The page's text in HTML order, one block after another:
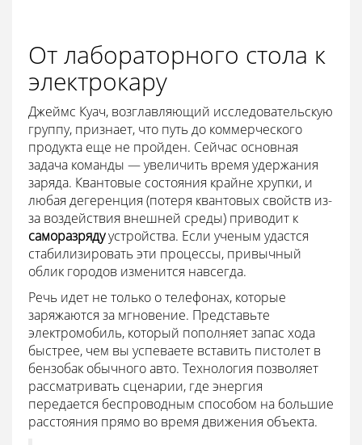
От лабораторного стола к
электрокару
Джеймс Куач, возглавляющий исследовательскую
группу, признает, что путь до коммерческого
продукта еще не пройден. Сейчас основная
задача команды — увеличить время удержания
заряда. Квантовые состояния крайне хрупки, и
любая дегеренция (потеря квантовых свойств из-
за воздействия внешней среды) приводит к
саморазрядуустройства. Если ученым удастся
стабилизировать эти процессы, привычный
облик городов изменится навсегда.
Речь идет не только о телефонах, которые
заряжаются за мгновение. Представьте
электромобиль, который пополняет запас хода
быстрее, чем вы успеваете вставить пистолет в
бензобак обычного авто. Технология позволяет
рассматривать сценарии, где энергия
передается беспроводным способом на большие
расстояния прямо во время движения объекта.